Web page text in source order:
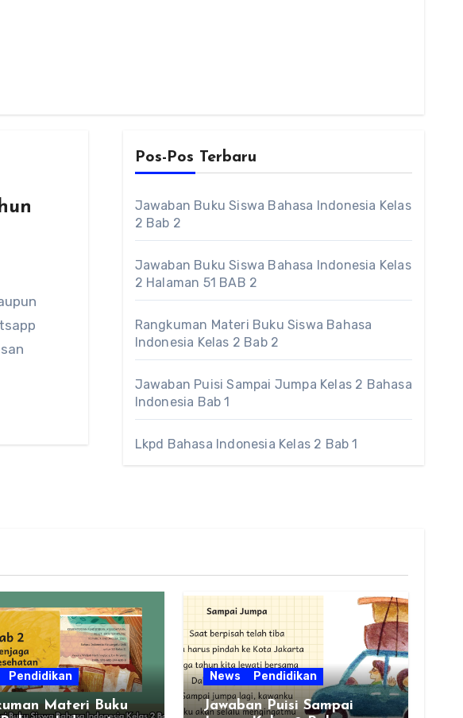
Pos-Pos Terbaru
Jawaban Buku Siswa Bahasa Indonesia Kelas
2 Bab 2
Jawaban Buku Siswa Bahasa Indonesia Kelas
2 Halaman 51 BAB 2
Rangkuman Materi Buku Siswa Bahasa
Indonesia Kelas 2 Bab 2
Jawaban Puisi Sampai Jumpa Kelas 2 Bahasa
Indonesia Bab 1
Lkpd Bahasa Indonesia Kelas 2 Bab 1
Pendidikan
Materi Buku
News Pendidikan
Jawaban Puisi Sampai